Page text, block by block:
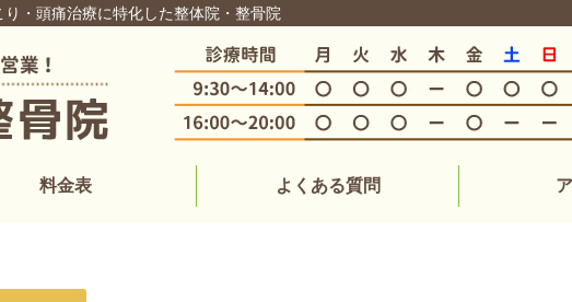
・頭痛治療に特化した整体院・整骨院
料金表 よくある質問